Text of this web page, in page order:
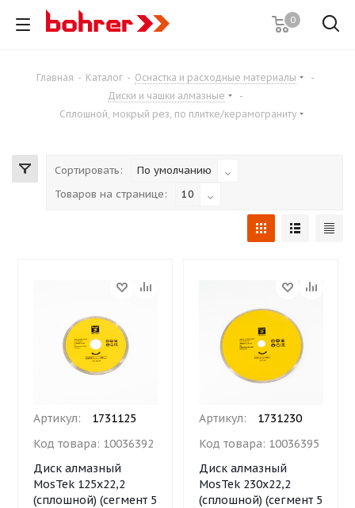
0
Главная - Каталог - Оснастка и расходные материалы
-
Диски и чашки алмазные
-
Сплошной, мокрый рез, по плитке/керамограниту
Сортировать:
По умолчанию
Товаров на странице:
10
Артикул:
1731125
Код товара: 10036392
Диск алмазный
MosTek 125х22,2
(сплошной) (сегмент 5
Артикул:
1731230
Код товара: 10036395
Диск алмазный
MosTek 230х22,2
(сплошной) (сегмент 5